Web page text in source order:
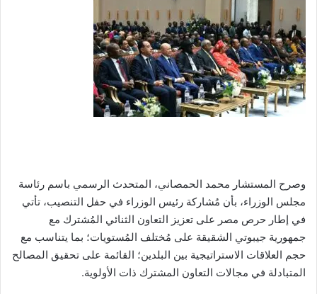
وصرح المستشار محمد الحمصاني، المتحدث الرسمي باسم رئاسة
مجلس الوزراء، بأن مُشاركة رئيس الوزراء في حفل التنصيب، تأتي
في إطار حرص مصر على تعزيز التعاون الثنائي المُشترك مع
جمهورية جيبوتي الشقيقة على مُختلف المُستويات؛ بما يتناسب مع
حجم العلاقات الاستراتيجية بين البلدين؛ القائمة على تحقيق المصالح
المتبادلة في مجالات التعاون المشترك ذات الأولوية.